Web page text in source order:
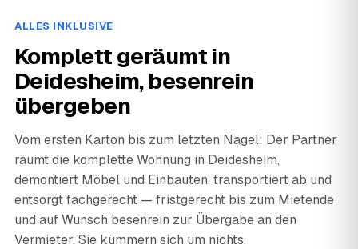
ALLES INKLUSIVE
Komplett geräumt in
Deidesheim, besenrein
übergeben
Vom ersten Karton bis zum letzten Nagel: Der Partner
räumt die komplette Wohnung in Deidesheim,
demontiert Möbel und Einbauten, transportiert ab und
entsorgt fachgerecht — fristgerecht bis zum Mietende
und auf Wunsch besenrein zur Übergabe an den
Vermieter. Sie kümmern sich um nichts.